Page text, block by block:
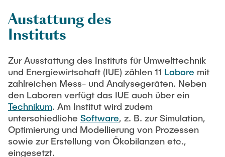
Publikationen
Studien und Forschungsberichte
VERANSTALTUNGEN
Webinar Series: Green Hydrogen (2023)
Webinar Series: Green Hydrogen (2022)
Webinar: Klimaschutz in Hamburg (2021)
Webinar Series: Green Hydrogen (2021)
KARRIERE
Austattung des
Instituts
Zur Ausstattung des Instituts für Umwelttechnik
und Energiewirtschaft (IUE) zählen 11 Labore mit
zahlreichen Mess- und Analysegeräten. Neben
den Laboren verfügt das IUE auch über ein
Technikum. Am Institut wird zudem
unterschiedliche Software, z. B. zur Simulation,
Optimierung und Modellierung von Prozessen
sowie zur Erstellung von Ökobilanzen etc.,
eingesetzt.